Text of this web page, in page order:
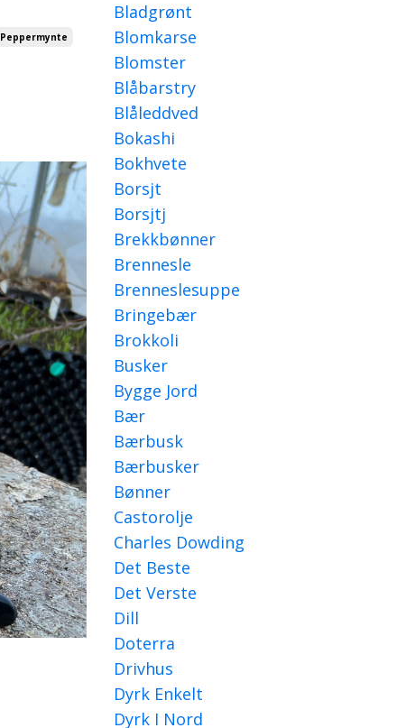
Peppermynte
Bladgrønt
Blomkarse
Blomster
Blåbarstry
Blåleddved
Bokashi
Bokhvete
Borsjt
Borsjtj
Brekkbønner
Brennesle
Brenneslesuppe
Bringebær
Brokkoli
Busker
Bygge Jord
Bær
Bærbusk
Bærbusker
Bønner
Castorolje
Charles Dowding
Det Beste
Det Verste
Dill
Doterra
Drivhus
Dyrk Enkelt
Dyrk I Nord